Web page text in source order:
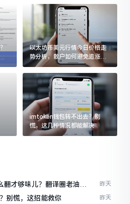
以太坊币美元行情今日价格走
势分析，散户如何避免追涨杀
跌被套牢
imtoken钱包转不出去？别
慌，这几种情况都能解决
才够味儿？翻译圈老油条
昨天
别慌，这招能救你 昨天